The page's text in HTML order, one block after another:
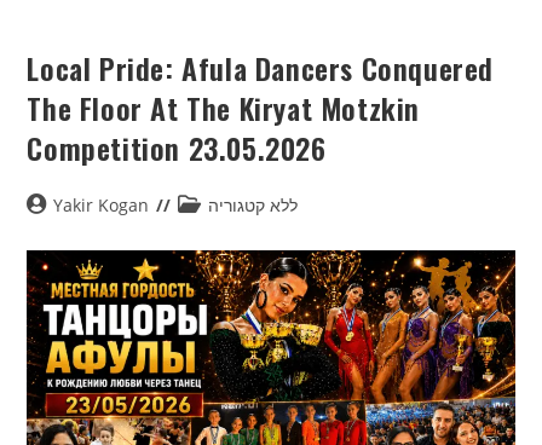
Local Pride: Afula Dancers Conquered
The Floor At The Kiryat Motzkin
Competition 23.05.2026
Yakir Kogan ללא קטגוריה